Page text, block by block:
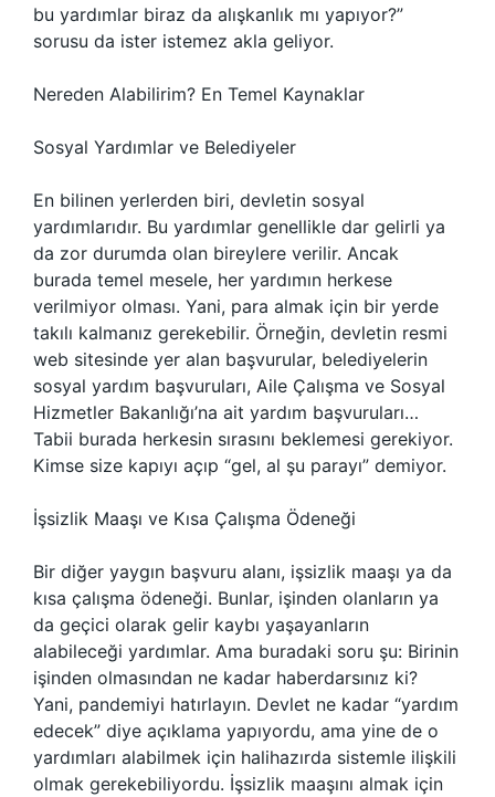
bu yardımlar biraz da alışkanlık mı yapıyor?”
sorusu da ister istemez akla geliyor.
Nereden Alabilirim? En Temel Kaynaklar
Sosyal Yardımlar ve Belediyeler
En bilinen yerlerden biri, devletin sosyal
yardımlarıdır. Bu yardımlar genellikle dar gelirli ya
da zor durumda olan bireylere verilir. Ancak
burada temel mesele, her yardımın herkese
verilmiyor olması. Yani, para almak için bir yerde
takılı kalmanız gerekebilir. Örneğin, devletin resmi
web sitesinde yer alan başvurular, belediyelerin
sosyal yardım başvuruları, Aile Çalışma ve Sosyal
Hizmetler Bakanlığı’na ait yardım başvuruları…
Tabii burada herkesin sırasını beklemesi gerekiyor.
Kimse size kapıyı açıp “gel, al şu parayı” demiyor.
İşsizlik Maaşı ve Kısa Çalışma Ödeneği
Bir diğer yaygın başvuru alanı, işsizlik maaşı ya da
kısa çalışma ödeneği. Bunlar, işinden olanların ya
da geçici olarak gelir kaybı yaşayanların
alabileceği yardımlar. Ama buradaki soru şu: Birinin
işinden olmasından ne kadar haberdarsınız ki?
Yani, pandemiyi hatırlayın. Devlet ne kadar “yardım
edecek” diye açıklama yapıyordu, ama yine de o
yardımları alabilmek için halihazırda sistemle ilişkili
olmak gerekebiliyordu. İşsizlik maaşını almak için